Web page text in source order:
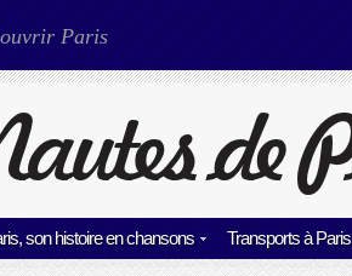
Paris
son histoire en chansons Transports à Paris